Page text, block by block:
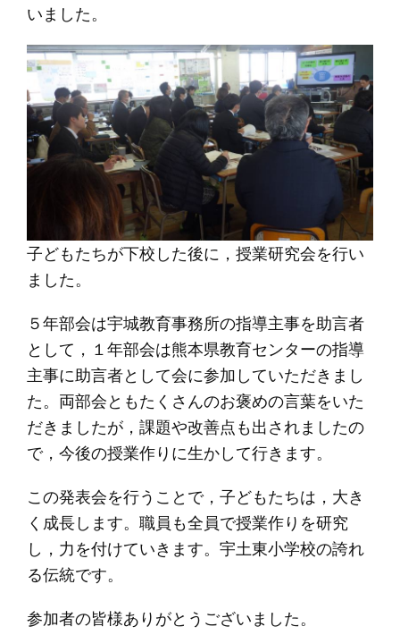
いました。
子どもたちが下校した後に，授業研究会を行い
ました。
５年部会は宇城教育事務所の指導主事を助言者
として，１年部会は熊本県教育センターの指導
主事に助言者として会に参加していただきまし
た。両部会ともたくさんのお褒めの言葉をいた
だきましたが，課題や改善点も出されましたの
で，今後の授業作りに生かして行きます。
この発表会を行うことで，子どもたちは，大き
く成長します。職員も全員で授業作りを研究
し，力を付けていきます。宇土東小学校の誇れ
る伝統です。
参加者の皆様ありがとうございました。